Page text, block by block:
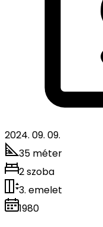
2024. 09. 09.
35 méter
2 szoba
3. emelet
1980